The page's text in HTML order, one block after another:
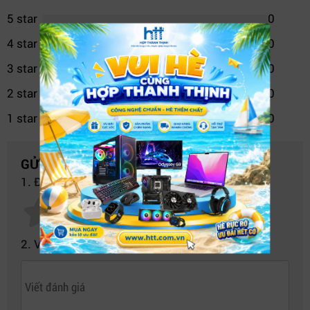
Cấu hình mạnh mẽ Intel Core i7-12700 trên HP Z2 SFF G9
2. Hiệu năng vượt trội với Intel Core i7-
12700 12 nhân
Trái tim củaHP Z2 SFF G9 Workstation 4N3T6AV-I7
luồng với xung nhịp cơ bản 2.10GHz và bộ nhớ đệm lên
5 star
0
4 star
0
3 star
0
2 star
0
1 star
0
GỬI NHẬN XÉT CỦA BẠN
1. Đánh giá của bạn về sản phẩm này:
2. Viết nhận xét của bạn vào bên dưới: